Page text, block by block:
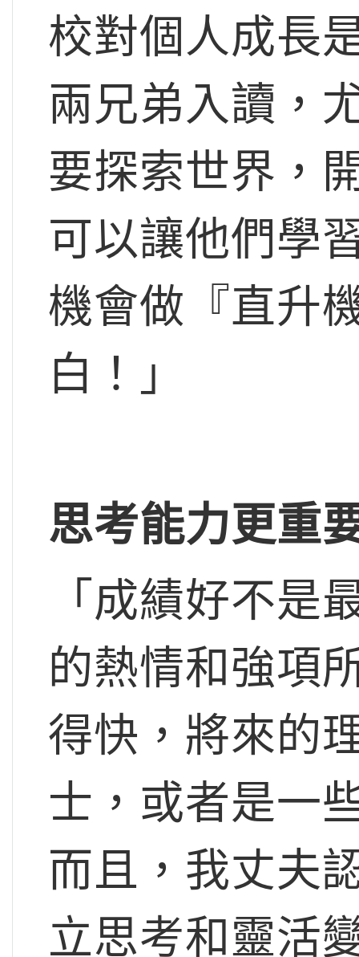
校對個人成長
兩兄弟入讀，
要探索世界，
可以讓他們學
機會做『直升
白！」
思考能力更重
「成績好不是
的熱情和強項
得快，將來的
士，或者是一
而且，我丈夫
立思考和靈活